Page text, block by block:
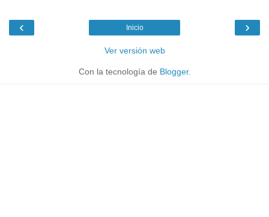
‹ ›
Inicio
Ver versión web
Con la tecnología de Blogger.